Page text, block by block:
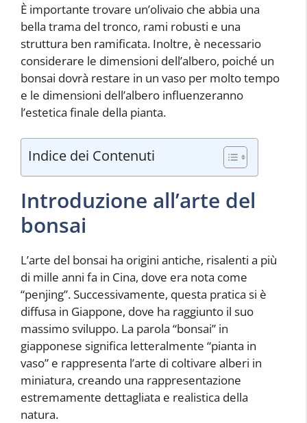
È importante trovare un’olivaio che abbia una
bella trama del tronco, rami robusti e una
struttura ben ramificata. Inoltre, è necessario
considerare le dimensioni dell’albero, poiché un
bonsai dovrà restare in un vaso per molto tempo
e le dimensioni dell’albero influenzeranno
l’estetica finale della pianta.
Indice dei Contenuti
Introduzione all’arte del
bonsai
L’arte del bonsai ha origini antiche, risalenti a più
di mille anni fa in Cina, dove era nota come
“penjing”. Successivamente, questa pratica si è
diffusa in Giappone, dove ha raggiunto il suo
massimo sviluppo. La parola “bonsai” in
giapponese significa letteralmente “pianta in
vaso” e rappresenta l’arte di coltivare alberi in
miniatura, creando una rappresentazione
estremamente dettagliata e realistica della
natura.